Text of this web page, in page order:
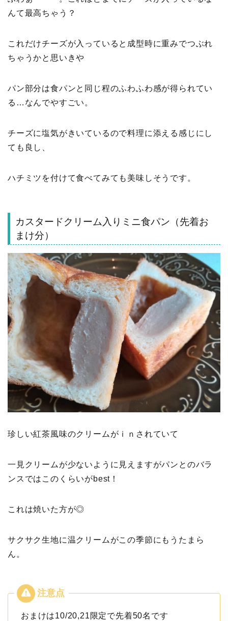
んて最高ちゃう？
これだけチーズが入っていると成型時に重みでつぶれ
ちゃうかと思いきや
パン部分は食パンと同じ程のふわふわ感が得られてい
る…なんでやすごい。
チーズに塩気がきいているので料理に添える感じにし
ても良し、
ハチミツを付けて食べてみても美味しそうです。
カスタードクリーム入りミニ食パン（先着お
まけ分）
珍しい紅茶風味のクリームがｉｎされていて
一見クリームが少ないように見えますがパンとのバラ
ンスではこのくらいがbest！
これは焼いた方が◎
サクサク生地に温クリームがこの季節にもうたまら
ん。
おまけは10/20,21限定で先着50名です